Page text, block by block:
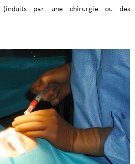
(induits par une chirurgie ou des